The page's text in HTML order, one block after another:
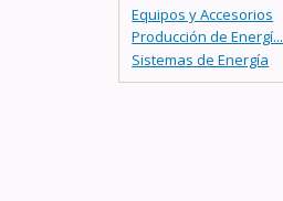
Equipos y Accesorios
Producción de Energí...
Sistemas de Energía